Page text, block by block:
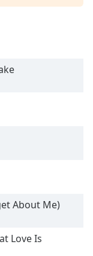
About Me)
Love Is